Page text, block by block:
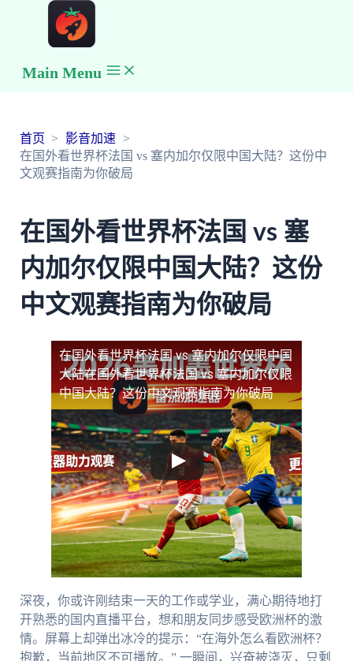
Main Menu
首页
影音加速
在国外看世界杯法国 vs 塞内加尔仅限中国大陆？这份中
文观赛指南为你破局
在国外看世界杯法国 vs 塞
内加尔仅限中国大陆？这份
中文观赛指南为你破局
在国外看世界杯法国 vs 塞内加尔仅限中国
大陆在国外看世界杯法国 vs 塞内加尔仅限
中国大陆？这份中文观赛指南为你破局
深夜，你或许刚结束一天的工作或学业，满心期待地打
开熟悉的国内直播平台，想和朋友同步感受欧洲杯的激
情。屏幕上却弹出冰冷的提示：“在海外怎么看欧洲杯？
抱歉，当前地区不可播放。” 一瞬间，兴奋被浇灭，只剩